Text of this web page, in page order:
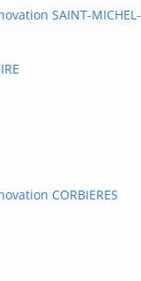
SAINT-MICHEL-
CORBIERES